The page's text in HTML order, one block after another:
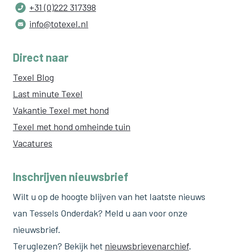
+31 (0)222 317398
info@totexel.nl
Direct naar
Texel Blog
Last minute Texel
Vakantie Texel met hond
Texel met hond omheinde tuin
Vacatures
Inschrijven nieuwsbrief
Wilt u op de hoogte blijven van het laatste nieuws
van Tessels Onderdak? Meld u aan voor onze
nieuwsbrief.
Teruglezen? Bekijk het nieuwsbrievenarchief.